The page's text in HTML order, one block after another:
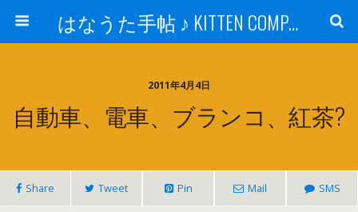
はなうた手帖 ♪ KITTEN COMPANY
2011年4月4日
自動車、電車、ブランコ、紅茶?
Share Tweet Pin Mail SMS